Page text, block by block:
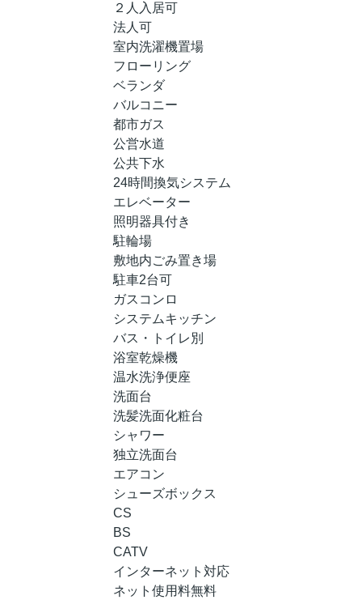
２人入居可
法人可
室内洗濯機置場
フローリング
ベランダ
バルコニー
都市ガス
公営水道
公共下水
24時間換気システム
エレベーター
照明器具付き
駐輪場
敷地内ごみ置き場
駐車2台可
ガスコンロ
システムキッチン
バス・トイレ別
浴室乾燥機
温水洗浄便座
洗面台
洗髪洗面化粧台
シャワー
独立洗面台
エアコン
シューズボックス
CS
BS
CATV
インターネット対応
ネット使用料無料